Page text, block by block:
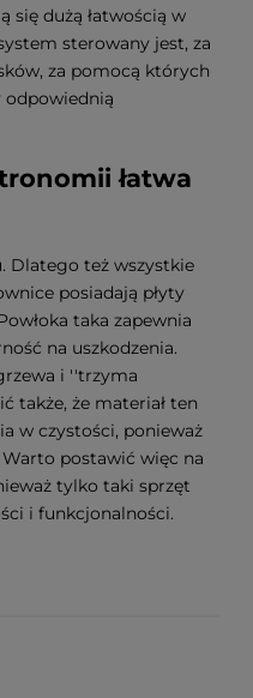
się dużą łatwością w
sterowany jest, za
za pomocą których
łatwa
Dlatego też wszystkie
posiadają płyty
taka zapewnia
na uszkodzenia.
i ''trzyma
także, że materiał ten
w czystości, ponieważ
postawić więc na
tylko taki sprzęt
i funkcjonalności.